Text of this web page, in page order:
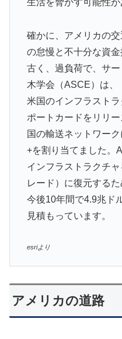
生活を脅かす可能性が
確かに、アメリカの
の怠慢と不十分な資金
古く、過負荷で、サ
木学会（ASCE）は、
米国のインフラスト
ポートカードをリリー
国の輸送ネットワー
+を割り当てました。
イン​​フラストラクチ
レード）に復元するた
今後10年間で4.9兆ド
見積もっています。
esriより
アメリカの道路